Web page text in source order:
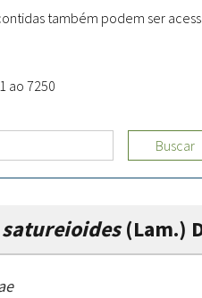
também podem ser
ao 7250
Buscar
(Lam.)